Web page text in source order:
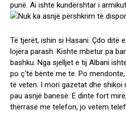
punë. Ai ishte kundërshtar i
Të tjerët, ishin si Hasani. Çdo ditë
lojëra parash. Kishte mbetur pa
bashku. Nga sjelljet e tij Albani
po ç‘të bënte me te. Po
të veten. I mori gazetat dhe shikoi
pau asnjë banesë. E dinte fort
thërrasë me telefon, jo vetëm